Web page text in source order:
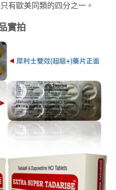
有歐美同類的四分之一。
實拍